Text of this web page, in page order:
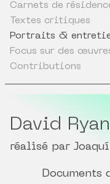
Carnets de
Textes critiques
Portraits &
Focus sur des
Contributions
David Ryan
réalisé par
Documents